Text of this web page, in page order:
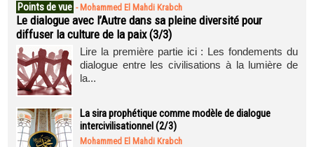
Points de vue - Mohammed El Mahdi Krabch
Le dialogue avec l’Autre dans sa pleine diversité pour
diffuser la culture de la paix (3/3)
Lire la première partie ici : Les fondements du
dialogue entre les civilisations à la lumière de
la...
La sira prophétique comme modèle de dialogue
intercivilisationnel (2/3)
Mohammed El Mahdi Krabch